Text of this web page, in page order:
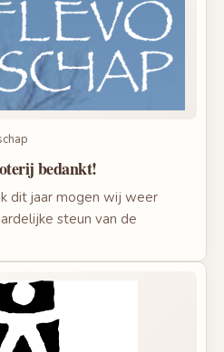
bedankt!
dit jaar mogen wij weer
steun van de